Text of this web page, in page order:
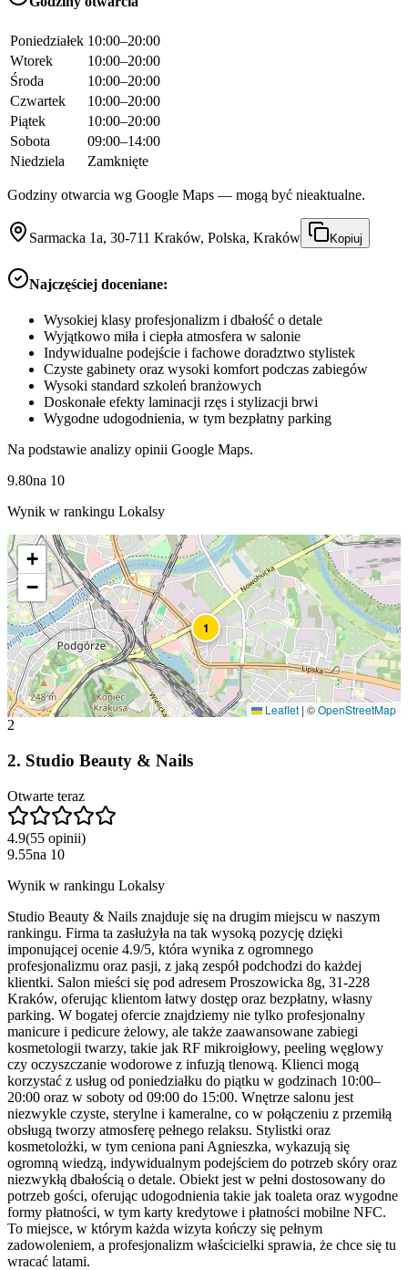
Poniedziałek 10:00–20:00
Wtorek
10:00–20:00
Środa
10:00–20:00
Czwartek
10:00–20:00
Piątek
10:00–20:00
Sobota
09:00–14:00
Niedziela
Zamknięte
Godziny otwarcia wg Google Maps — mogą być nieaktualne.
Sarmacka 1a, 30-711 Kraków, Polska, Kraków Kopiuj
Najczęściej doceniane:
Wysokiej klasy profesjonalizm i dbałość o detale
Wyjątkowo miła i ciepła atmosfera w salonie
Indywidualne podejście i fachowe doradztwo stylistek
Czyste gabinety oraz wysoki komfort podczas zabiegów
Wysoki standard szkoleń branżowych
Doskonałe efekty laminacji rzęs i stylizacji brwi
Wygodne udogodnienia, w tym bezpłatny parking
Na podstawie analizy opinii Google Maps.
9.80na 10
Wynik w rankingu Lokalsy
1
+
−
Leaflet | ©OpenStreetMap
2
2. Studio Beauty & Nails
Otwarte teraz
4.9(55 opinii)
9.55na 10
Wynik w rankingu Lokalsy
Studio Beauty & Nails znajduje się na drugim miejscu w naszym
rankingu. Firma ta zasłużyła na tak wysoką pozycję dzięki
imponującej ocenie 4.9/5, która wynika z ogromnego
profesjonalizmu oraz pasji, z jaką zespół podchodzi do każdej
klientki. Salon mieści się pod adresem Proszowicka 8g, 31-228
Kraków, oferując klientom łatwy dostęp oraz bezpłatny, własny
parking. W bogatej ofercie znajdziemy nie tylko profesjonalny
manicure i pedicure żelowy, ale także zaawansowane zabiegi
kosmetologii twarzy, takie jak RF mikroigłowy, peeling węglowy
czy oczyszczanie wodorowe z infuzją tlenową. Klienci mogą
korzystać z usług od poniedziałku do piątku w godzinach 10:00–
20:00 oraz w soboty od 09:00 do 15:00. Wnętrze salonu jest
niezwykle czyste, sterylne i kameralne, co w połączeniu z przemiłą
obsługą tworzy atmosferę pełnego relaksu. Stylistki oraz
kosmetolożki, w tym ceniona pani Agnieszka, wykazują się
ogromną wiedzą, indywidualnym podejściem do potrzeb skóry oraz
niezwykłą dbałością o detale. Obiekt jest w pełni dostosowany do
potrzeb gości, oferując udogodnienia takie jak toaleta oraz wygodne
formy płatności, w tym karty kredytowe i płatności mobilne NFC.
To miejsce, w którym każda wizyta kończy się pełnym
zadowoleniem, a profesjonalizm właścicielki sprawia, że chce się tu
wracać latami.